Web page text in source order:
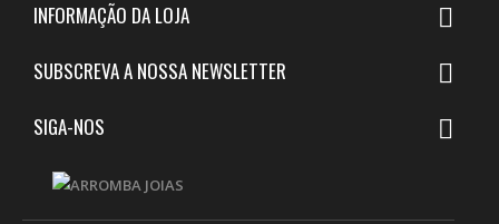
INFORMAÇÃO DA LOJA 
SUBSCREVA A NOSSA NEWSLETTER 
SIGA-NOS 